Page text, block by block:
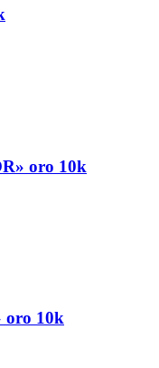
oro 10k
oro 10k